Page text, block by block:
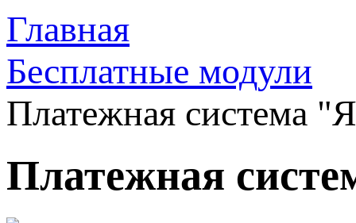
Главная
Бесплатные модули
Платежная система
Платежная